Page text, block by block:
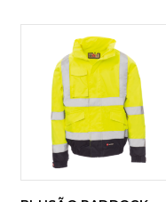
LER
MAIS